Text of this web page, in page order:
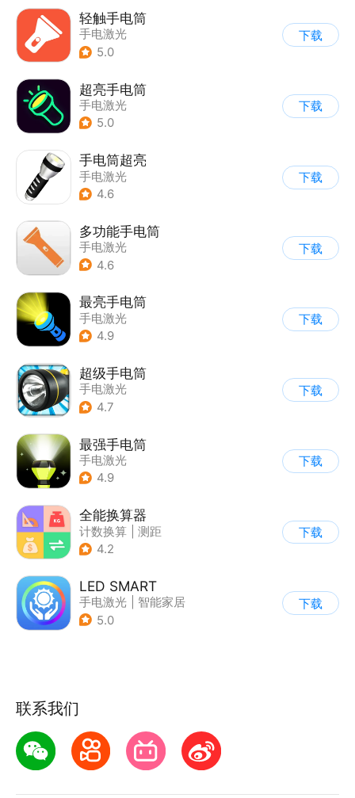
轻触手电筒
手电激光
5.0
下载
超亮手电筒
手电激光
5.0
下载
手电筒超亮
手电激光
4.6
下载
多功能手电筒
手电激光
4.6
下载
最亮手电筒
手电激光
4.9
下载
超级手电筒
手电激光
4.7
下载
最强手电筒
手电激光
4.9
下载
全能换算器
计数换算
测距
| 手电激光
4.2
下载
LED SMART
手电激光
智能家居
5.0
下载
联系我们